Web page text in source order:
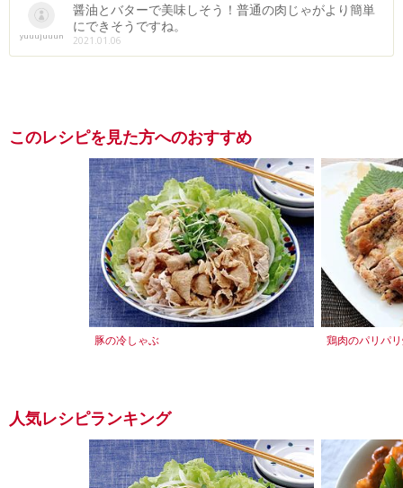
yuuujuuun
醤油とバターで美味しそう！普通の肉じゃがより簡単
にできそうですね。
2021.01.06
このレシピを見た方へのおすすめ
豚の冷しゃぶ 鶏肉のパリパ
人気レシピランキング